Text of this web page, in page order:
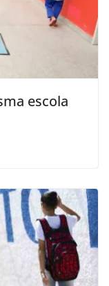
escola